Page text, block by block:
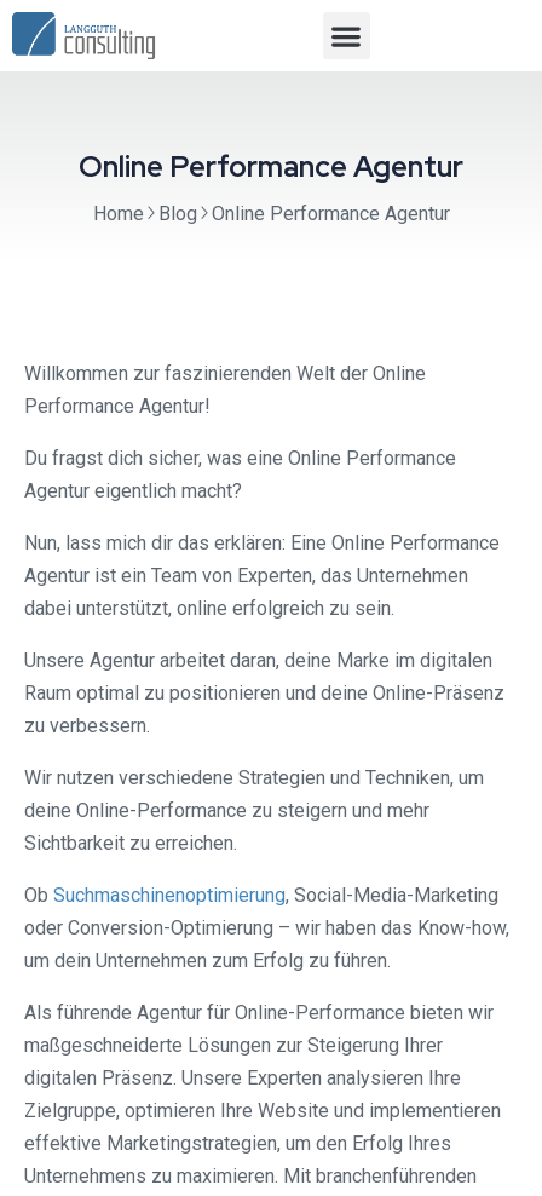
Online Performance Agentur
Home Blog Online Performance Agentur
Willkommen zur faszinierenden Welt der Online
Performance Agentur!
Du fragst dich sicher, was eine Online Performance
Agentur eigentlich macht?
Nun, lass mich dir das erklären: Eine Online Performance
Agentur ist ein Team von Experten, das Unternehmen
dabei unterstützt, online erfolgreich zu sein.
Unsere Agentur arbeitet daran, deine Marke im digitalen
Raum optimal zu positionieren und deine Online-Präsenz
zu verbessern.
Wir nutzen verschiedene Strategien und Techniken, um
deine Online-Performance zu steigern und mehr
Sichtbarkeit zu erreichen.
Ob Suchmaschinenoptimierung, Social-Media-Marketing
oder Conversion-Optimierung – wir haben das Know-how,
um dein Unternehmen zum Erfolg zu führen.
Als führende Agentur für Online-Performance bieten wir
maßgeschneiderte Lösungen zur Steigerung Ihrer
digitalen Präsenz. Unsere Experten analysieren Ihre
Zielgruppe, optimieren Ihre Website und implementieren
effektive Marketingstrategien, um den Erfolg Ihres
Unternehmens zu maximieren. Mit branchenführenden